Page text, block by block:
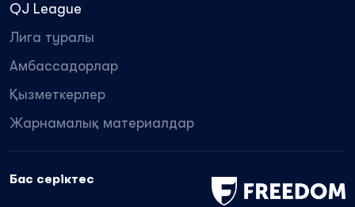
QJ League
Лига туралы
Амбассадорлар
Қызметкерлер
Жарнамалық материалдар
Бас серіктес